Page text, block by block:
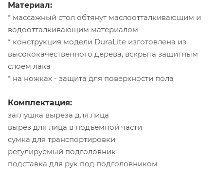
Материал:
* массажный стол обтянут маслоотталкивающим и
водоотталкивающим материалом
* конструкция модели DuraLite изготовлена из
высококачественного дерева, вскрыта защитным
слоем лака
* на ножках - защита для поверхности пола
Комплектация:
заглушка выреза для лица
вырез для лица в подъемной части
сумка для транспортировки
регулируемый подголовник
подставка для рук под подголовником